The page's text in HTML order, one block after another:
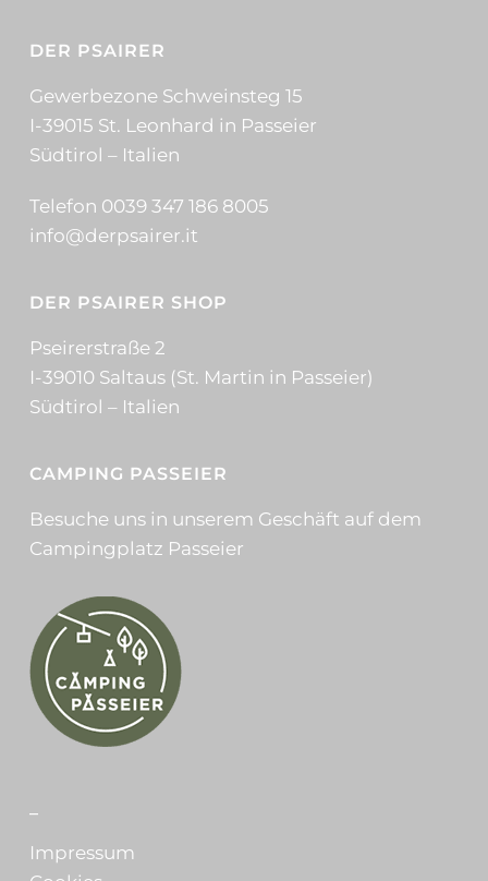
DER PSAIRER
Gewerbezone Schweinsteg 15
I-39015 St. Leonhard in Passeier
Südtirol – Italien
Telefon 0039 347 186 8005
info@derpsairer.it
DER PSAIRER SHOP
Pseirerstraße 2
I-39010 Saltaus (St. Martin in Passeier)
Südtirol – Italien
CAMPING PASSEIER
Besuche uns in unserem Geschäft auf dem
Campingplatz Passeier
Impressum